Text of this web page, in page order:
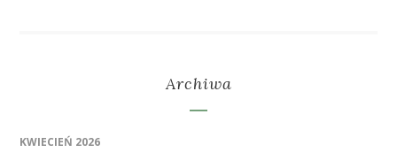
Archiwa
KWIECIEŃ 2026